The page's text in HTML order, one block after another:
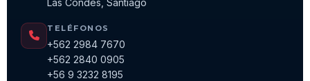
TELÉFONOS
+562 2984 7670
+562 2840 0905
+56 9 3232 8195